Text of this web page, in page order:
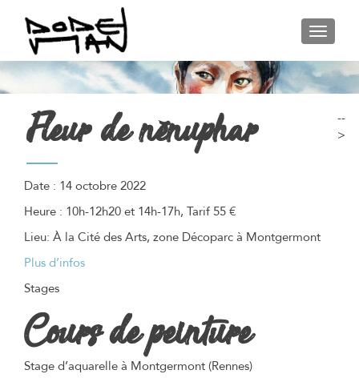
Fleur de nénuphar
Date : 14 octobre 2022
Heure : 10h-12h20 et 14h-17h, Tarif 55 €
Lieu: À la Cité des Arts, zone Décoparc à Montgermont
Plus d’infos
Stages
Cours de peinture
Stage d’aquarelle à Montgermont (Rennes)
--
>